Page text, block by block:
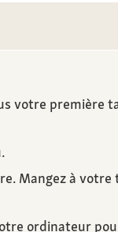
votre première
Mangez à votre
ordinateur